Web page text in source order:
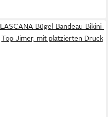
LASCANA Bügel-Bandeau-Bikini-
Top Jimer, mit platzierten Druck